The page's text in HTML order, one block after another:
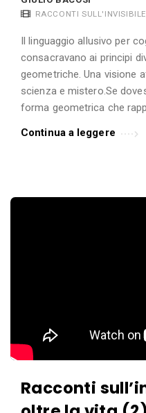
RACCONTI SULL'INVISIBILE
Il linguaggio allusivo per
consacravano ai principi
geometriche. Una visione
scienza e mistero.Se
forma geometrica che
Continua a leggere
Racconti